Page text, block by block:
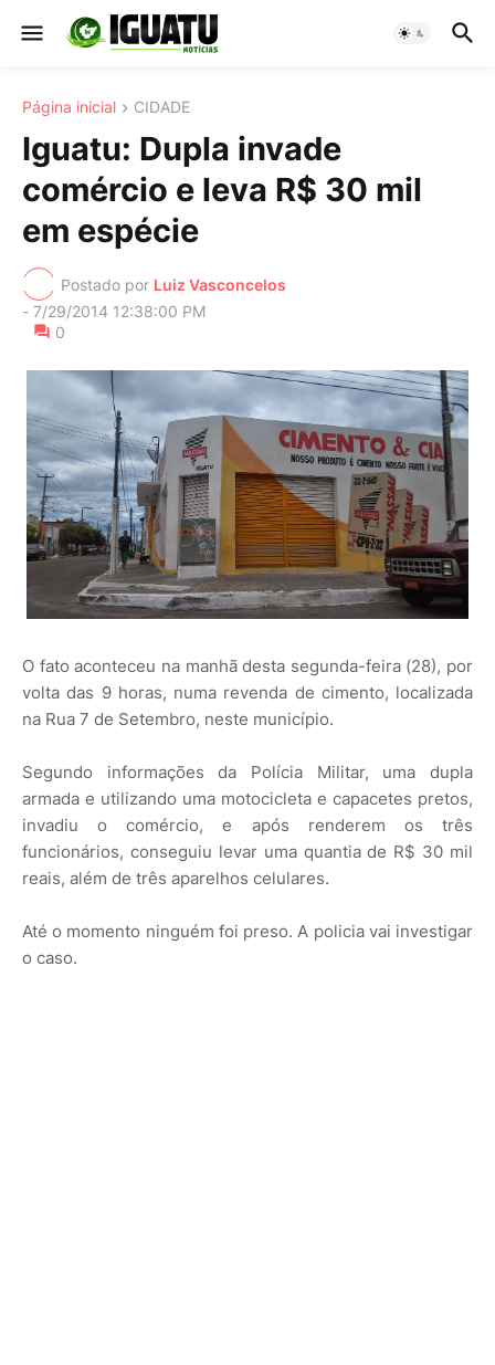
Página inicial CIDADE
Iguatu: Dupla invade
comércio e leva R$ 30 mil
em espécie
Postado por Luiz Vasconcelos
- 7/29/2014 12:38:00 PM
0
O fato aconteceu na manhã desta segunda-feira (28), por
volta das 9 horas, numa revenda de cimento, localizada
na Rua 7 de Setembro, neste município.
Segundo informações da Polícia Militar, uma dupla
armada e utilizando uma motocicleta e capacetes pretos,
invadiu o comércio, e após renderem os três
funcionários, conseguiu levar uma quantia de R$ 30 mil
reais, além de três aparelhos celulares.
Até o momento ninguém foi preso. A policia vai investigar
o caso.